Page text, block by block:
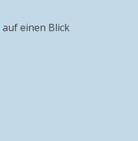
auf einen Blick